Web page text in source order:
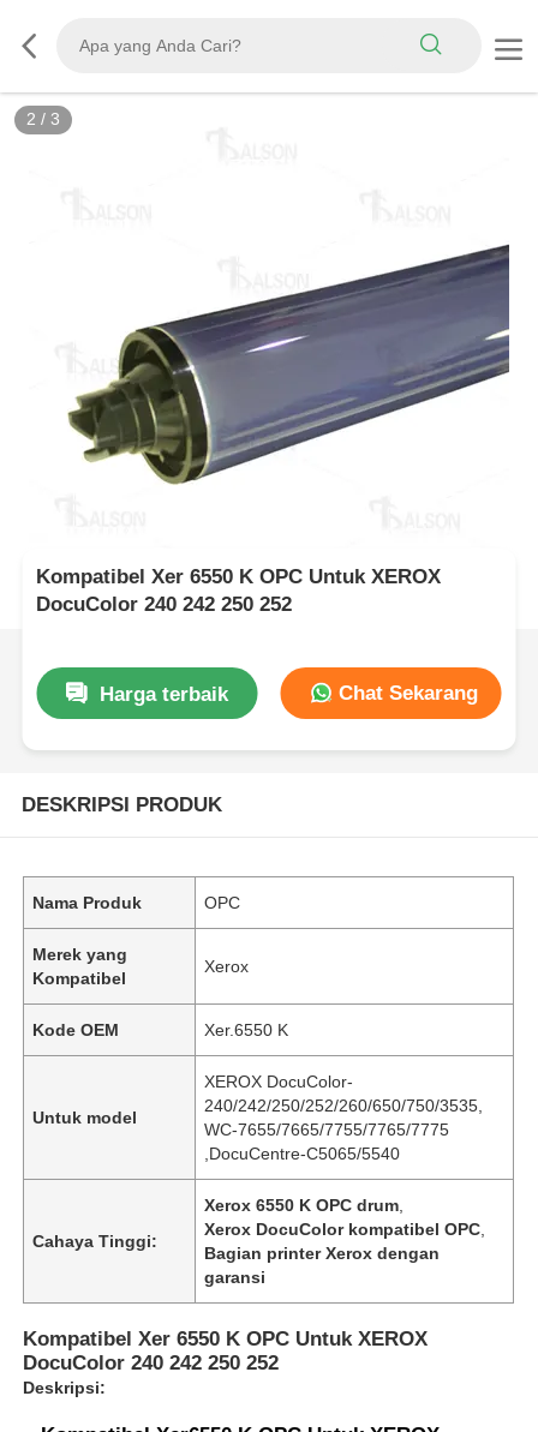
2 / 3
Kompatibel Xer 6550 K OPC Untuk XEROX
DocuColor 240 242 250 252
Harga terbaik Chat Sekarang
DESKRIPSI PRODUK
Nama Produk OPC
Merek yang
Kompatibel
Xerox
Kode OEM Xer.6550 K
Untuk model
XEROX DocuColor-
240/242/250/252/260/650/750/3535,
WC-7655/7665/7755/7765/7775
,DocuCentre-C5065/5540
Cahaya Tinggi:
Xerox 6550 K OPC drum
Xerox DocuColor kompatibel OPC
Bagian printer Xerox dengan
garansi
Kompatibel Xer 6550 K OPC Untuk XEROX
DocuColor 240 242 250 252
Deskripsi: